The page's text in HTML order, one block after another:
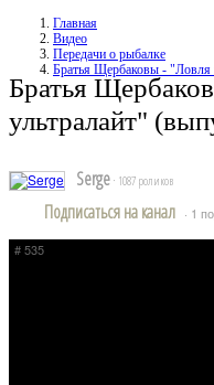
Главная
Видео
Передачи о рыбалке
Братья Щербаковы - "Ловля
Братья
ультралайт"
Serge · 1087 роликов
Подписаться на канал · 1
# 535